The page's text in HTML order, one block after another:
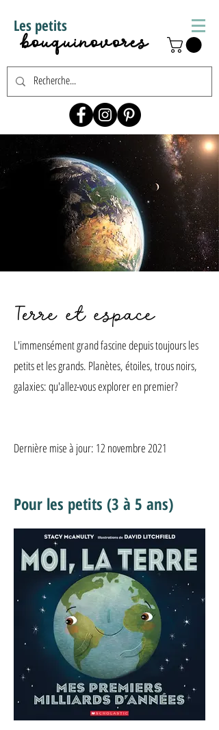
Les petits
bouquinovores
Terre et espace
L'immensément grand fascine depuis toujours les
petits et les grands. Planètes, étoiles, trous noirs,
galaxies: qu'allez-vous explorer en premier?
Dernière mise à jour: 12 novembre 2021
Pour les petits (3 à 5 ans)